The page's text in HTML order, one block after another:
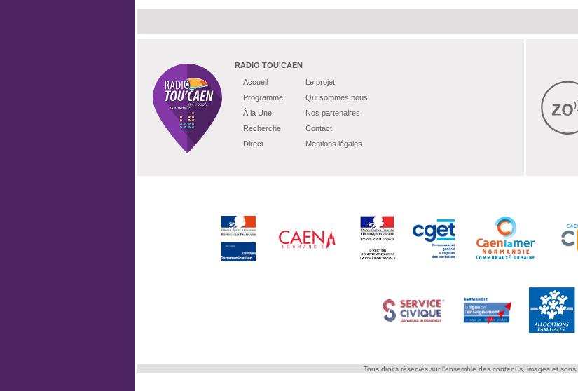
RADIO TOU'CAEN
Accueil
Programme
À la Une
Recherche
Direct
Le projet
Qui sommes nous
Nos partenaires
Contact
Mentions légales
Tous droits réservés sur l'ensemble des contenus, images et sons.